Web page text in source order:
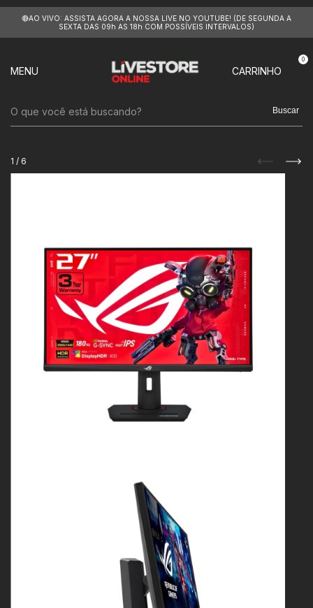
🔴AO VIVO: ASSISTA AGORA A NOSSA LIVE NO YOUTUBE! (DE SEGUNDA A
SEXTA DAS 09h AS 18h COM POSSÍVEIS INTERVALOS)
MENU CARRINHO
0
Buscar
1 / 6